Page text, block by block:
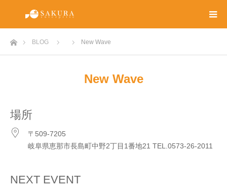
ホームBLOG New Wave
New Wave
場所
〒509-7205
岐阜県恵那市長島町中野2丁目1番地21 TEL.0573-26-2011
NEXT EVENT